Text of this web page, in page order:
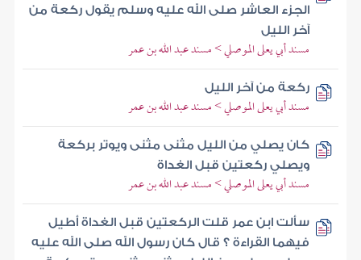
الجزء العاشر صلى الله عليه وسلم يقول ركعة من
آخر الليل
مسند أبي يعلى الموصلي > مسند عبد الله بن عمر
ركعة من آخر الليل
مسند أبي يعلى الموصلي > مسند عبد الله بن عمر
كان يصلي من الليل مثنى مثنى ويوتر بركعة
ويصلي ركعتين قبل الغداة
مسند أبي يعلى الموصلي > مسند عبد الله بن عمر
سألت ابن عمر قلت الركعتين قبل الغداة أطيل
فيهما القراءة ؟ قال كان رسول الله صلى الله عليه